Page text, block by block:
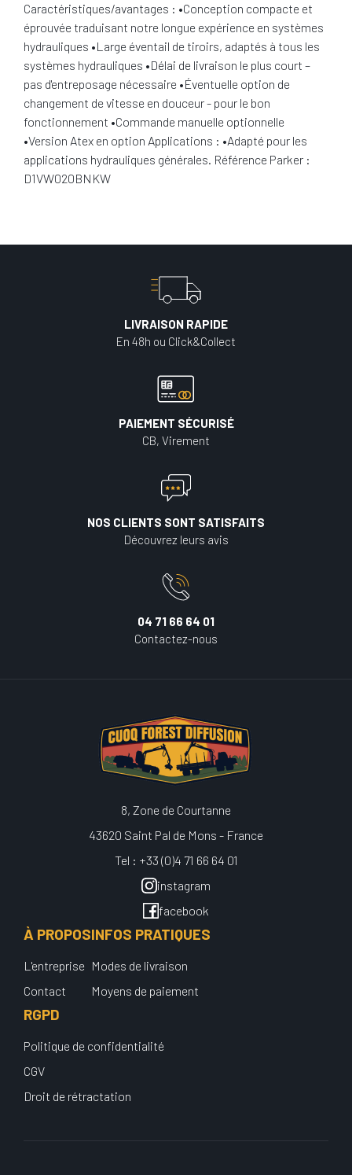
Caractéristiques/avantages : •Conception compacte et
éprouvée traduisant notre longue expérience en systèmes
hydrauliques •Large éventail de tiroirs, adaptés à tous les
systèmes hydrauliques •Délai de livraison le plus court –
pas d'entreposage nécessaire •Éventuelle option de
changement de vitesse en douceur - pour le bon
fonctionnement •Commande manuelle optionnelle
•Version Atex en option Applications : •Adapté pour les
applications hydrauliques générales. Référence Parker :
D1VW020BNKW
LIVRAISON RAPIDE
En 48h ou Click&Collect
PAIEMENT SÉCURISÉ
CB, Virement
NOS CLIENTS SONT SATISFAITS
Découvrez leurs avis
04 71 66 64 01
Contactez-nous
8, Zone de Courtanne
43620 Saint Pal de Mons - France
Tel : +33 (0)4 71 66 64 01
instagram
facebook
À PROPOS
L'entreprise
Contact
INFOS PRATIQUES
Modes de livraison
Moyens de paiement
RGPD
Politique de confidentialité
CGV
Droit de rétractation